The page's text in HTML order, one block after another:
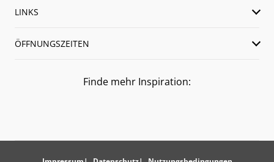
LINKS
ÖFFNUNGSZEITEN
Finde mehr Inspiration: